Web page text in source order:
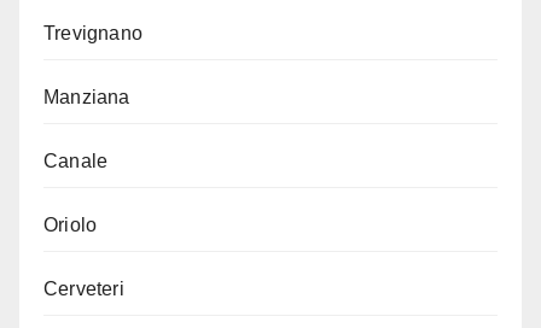
Trevignano
Manziana
Canale
Oriolo
Cerveteri